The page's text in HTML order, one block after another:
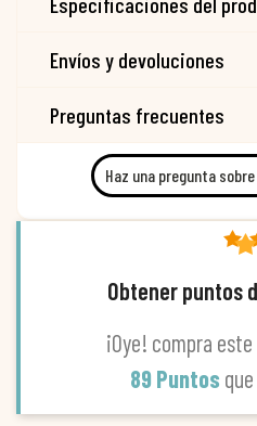
Envíos y devoluciones
Preguntas frecuentes
Haz una pregunta
Obtener puntos
¡Oye! compra
89 Puntos